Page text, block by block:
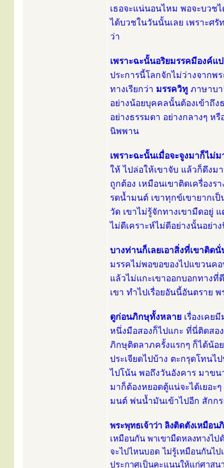
เธอจะแน่นอนไหม พอจะบวช
ได้บวชในวันนั้นเลย เพราะศ
ว่า
เพราะฉะนั้นอริยมรรคมีองค์แ
ประการนี้โลกจักไม่ว่างจาก
ทางเรียกว่า มรรควิทู ภาษาบ
อย่างน้อยบุคคลนั้นต้องเข้าถึ
อย่างธรรมดา อย่างกลางๆ ห
นิพพาน
เพราะฉะนั้นเมื่อจะจูงมาก็ไม่ม
ให้ ไปล่อให้เขาจับ แล้วก็ดึงม
ถูกต้อง เหมือนเขาติดเครื่องร
รดน้ำมนต์ เขาทุกข์เขายากเ
วัด เขาไม่รู้จักทางเขามืดอยู่
ไม่ดีเคราะห์ไม่ดีอย่างนั้นอย่า
บางท่านก็เลยเอาสิ่งที่เขาติด
มรรคไม่พอขอของไปแขวนคอ
แล้วไม่แกะเขาออกบอกทางที่
เขา ทำไปเรื่อยอันนี้อันตราย
ดูก่อนภิกษุทั้งหลาย เรื่องเคย
หนึ่งมือสองก็ไปแกะ ที่นี่ติดสอ
ภิกษุติดลาภครั้งแรกๆ ก็ได้น้อ
ประเจียดไปบ้าง ตะกรุดโทนไ
ไปโน้น พอถึงวันอังคาร มาขน
มาก็ต้องหยอดตู้แน่จะได้เยอะ
มนต์ พ่นน้ำมันเข้าไปอีก สักก
พระพุทธเจ้าว่า ลิงติดตังเหมือน
เหมือนกัน พาเขามืดหลงทางไ
จะไปไหนบอด ไม่รู้เหมือนกันไป
ประกาศเป็นคะแนนให้แก่ศาสน